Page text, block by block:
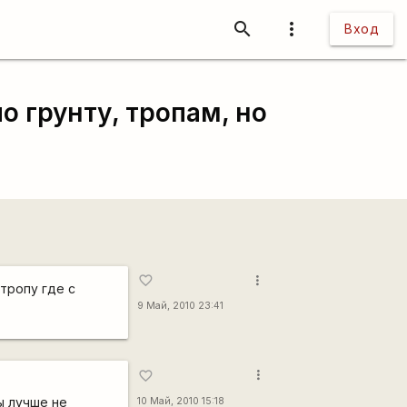
more_vert Вход
search
грунту, тропам, но
где с
favorite_border
9 Май, 2010 23:41
more_vert
лучше не
favorite_border
10 Май, 2010 15:18
more_vert